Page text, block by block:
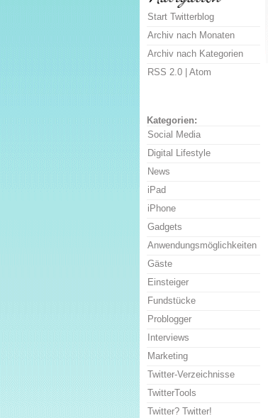
Start Twitterblog
Archiv nach Monaten
Archiv nach Kategorien
RSS 2.0 | Atom
Kategorien:
Social Media
Digital Lifestyle
News
iPad
iPhone
Gadgets
Anwendungsmöglichkeiten
Gäste
Einsteiger
Fundstücke
Problogger
Interviews
Marketing
Twitter-Verzeichnisse
TwitterTools
Twitter? Twitter!